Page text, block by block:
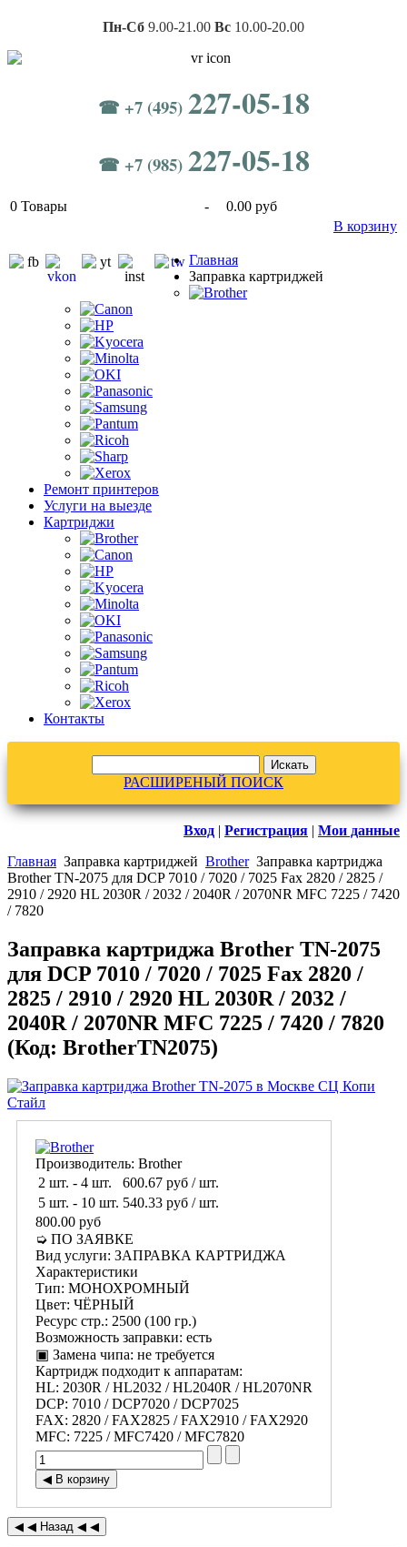
Пн-Сб 9.00-21.00 Вс 10.00-20.00
☎ +7 (495) 227-05-18
☎ +7 (985) 227-05-18
0 Товары -
0.00 руб
В корзину
Главная
Заправка картриджей
Ремонт принтеров
Услуги на выезде
Картриджи
Контакты
РАСШИРЕНЫЙ ПОИСК
Вход | Регистрация | Мои данные
Главная Заправка картриджей Brother Заправка картриджа
Brother TN-2075 для DCP 7010 / 7020 / 7025 Fax 2820 / 2825 /
2910 / 2920 HL 2030R / 2032 / 2040R / 2070NR MFC 7225 / 7420
/ 7820
Заправка картриджа Brother TN-2075
для DCP 7010 / 7020 / 7025 Fax 2820 /
2825 / 2910 / 2920 HL 2030R / 2032 /
2040R / 2070NR MFC 7225 / 7420 / 7820
(Код: BrotherTN2075)
Производитель: Brother
2 шт. - 4 шт. 600.67 руб / шт.
5 шт. - 10 шт. 540.33 руб / шт.
800.00 руб
➭ ПО ЗАЯВКЕ
Вид услуги: ЗАПРАВКА КАРТРИДЖА
Характеристики
Тип: МОНОХРОМНЫЙ
Цвет: ЧЁРНЫЙ
Ресурс стр.: 2500 (100 гр.)
Возможность заправки: есть
▣ Замена чипа: не требуется
Картридж подходит к аппаратам:
HL: 2030R / HL2032 / HL2040R / HL2070NR
DCP: 7010 / DCP7020 / DCP7025
FAX: 2820 / FAX2825 / FAX2910 / FAX2920
MFC: 7225 / MFC7420 / MFC7820